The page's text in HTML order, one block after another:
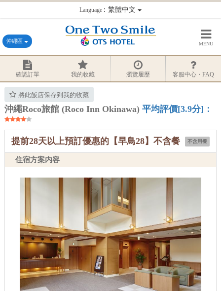
Language：繁體中文
沖繩區 MENU
確認訂單 我的收藏 瀏覽履歷 客服中心・FAQ
將此飯店保存到我的收藏
沖繩Roco旅館 (Roco Inn Okinawa) 平均評價[3.9分]：
不含用餐
提前28天以上預訂優惠的【早鳥28】不含餐
住宿方案内容